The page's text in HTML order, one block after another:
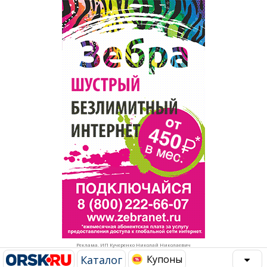
Реклама. ИП Кучеренко Николай Николаевич
Каталог Купоны
Рестораны, кафе, бары
Развлечения и отдых
Спорт Фитнес
Недвижимость
Красота Косметология
Торговля
Бизнес и финансы
Юристы, Экспертиза, Страхование
Ремонт
Социальные организации
Это интересно
Администрация
Популярное →